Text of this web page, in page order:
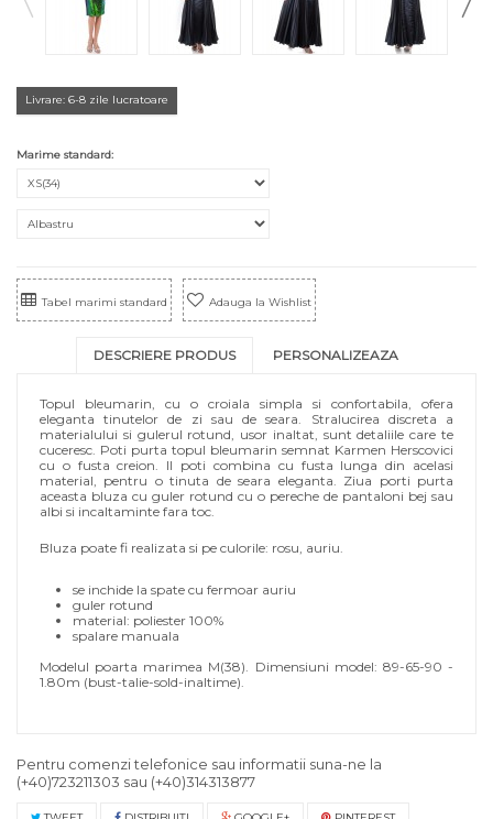
Livrare: 6-8 zile lucratoare
Marime standard:
Tabel marimi standard Adauga la Wishlist
DESCRIERE PRODUS PERSONALIZEAZA
Topul bleumarin, cu o croiala simpla si confortabila, ofera
eleganta tinutelor de zi sau de seara. Stralucirea discreta a
materialului si gulerul rotund, usor inaltat, sunt detaliile care te
cuceresc. Poti purta topul bleumarin semnat Karmen Herscovici
cu o fusta creion. Il poti combina cu fusta lunga din acelasi
material, pentru o tinuta de seara eleganta. Ziua porti purta
aceasta bluza cu guler rotund cu o pereche de pantaloni bej sau
albi si incaltaminte fara toc.
Bluza poate fi realizata si pe culorile: rosu, auriu.
se inchide la spate cu fermoar auriu
guler rotund
material: poliester 100%
spalare manuala
Modelul poarta marimea M(38). Dimensiuni model: 89-65-90 -
1.80m (bust-talie-sold-inaltime).
Pentru comenzi telefonice sau informatii suna-ne la
(+40)723211303 sau (+40)314313877